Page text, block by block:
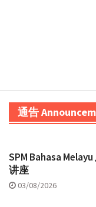
通告
SPM Bahasa
讲座
03/08/2026